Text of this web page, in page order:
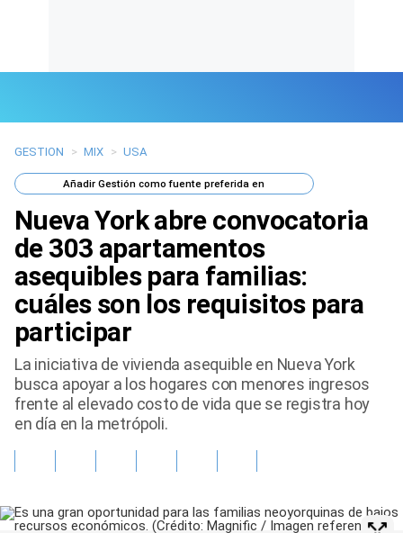
Últimas Noticias
Mi Bolsillo
Respuestas
Gente
Vida Laboral
Tendencias Mix
Sports
GESTION > MIX > USA
AñadirGestión como fuente preferida en
Nueva York abre convocatoria
de 303 apartamentos
asequibles para familias:
cuáles son los requisitos para
participar
La iniciativa de vivienda asequible en Nueva York
busca apoyar a los hogares con menores ingresos
frente al elevado costo de vida que se registra hoy
en día en la metrópoli.